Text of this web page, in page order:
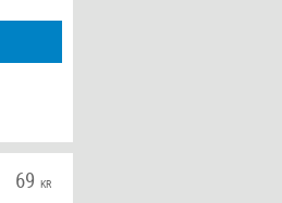
69 KR